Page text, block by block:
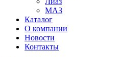
МАЗ
Каталог
О компании
Новости
Контакты